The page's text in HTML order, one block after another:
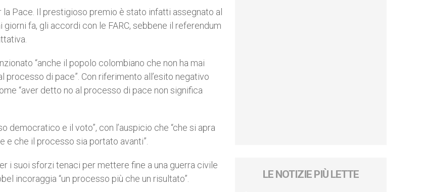
Pace. Il prestigioso premio è stato infatti assegnato al
fa, gli accordi con le FARC, sebbene il referendum
“anche il popolo colombiano che non ha mai
di pace”. Con riferimento all’esito negativo
“aver detto no al processo di pace non significa
democratico e il voto”, con l’auspicio che “che si apra
che il processo sia portato avanti”.
i suoi sforzi tenaci per mettere fine a una guerra civile
incoraggia “un processo più che un risultato”.
LE NOTIZIE PIÙ LETTE